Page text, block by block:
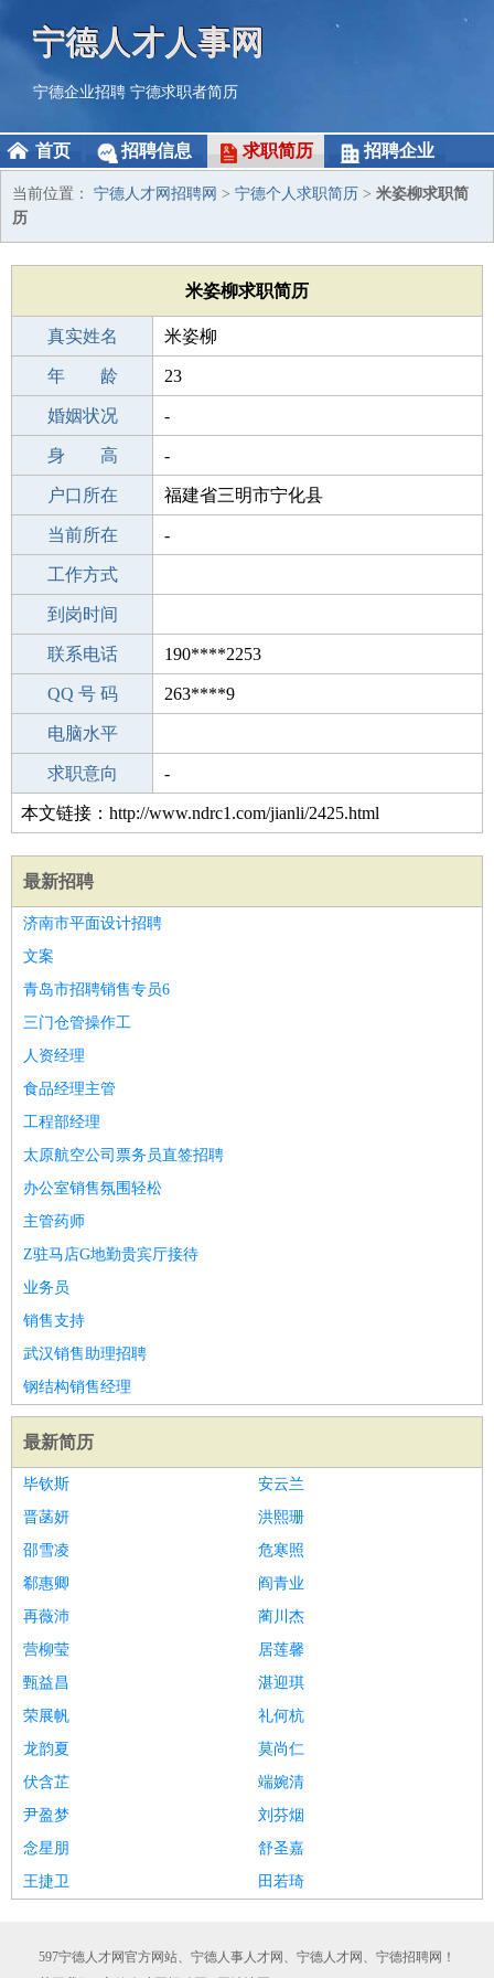
宁德人才人事网
宁德企业招聘 宁德求职者简历
首页 招聘信息 求职简历 招聘企业
当前位置： 宁德人才网招聘网 > 宁德个人求职简历 > 米姿柳求职简
历
米姿柳求职简历
真实姓名 米姿柳
性 别 女
年 龄 23
出生年月 2003-11-29
婚姻状况 -
学 历 职校/技校
身 高 -
毕业学校 兰州城市建设学校
户口所在 福建省三明市宁化县
所学专业 -
当前所在 -
工作经验
工作方式
驾 照
到岗时间
期望月薪
联系电话 190****2253
手机号码 190****2253
QQ 号 码 263****9
微信号码
电脑水平
外语水平
求职意向 -
本文链接：http://www.ndrc1.com/jianli/2425.html
最新招聘
济南市平面设计招聘
文案
青岛市招聘销售专员6
三门仓管操作工
人资经理
食品经理主管
工程部经理
太原航空公司票务员直签招聘
办公室销售氛围轻松
主管药师
Z驻马店G地勤贵宾厅接待
业务员
销售支持
武汉销售助理招聘
钢结构销售经理
最新简历
毕钦斯
安云兰
晋菡妍
洪熙珊
邵雪凌
危寒照
郗惠卿
阎青业
再薇沛
蔺川杰
营柳莹
居莲馨
甄益昌
湛迎琪
荣展帆
礼何杭
龙韵夏
莫尚仁
伏含芷
端婉清
尹盈梦
刘芬烟
念星朋
舒圣嘉
王捷卫
田若琦
597宁德人才网官方网站、宁德人事人才网、宁德人才网、宁德招聘网！